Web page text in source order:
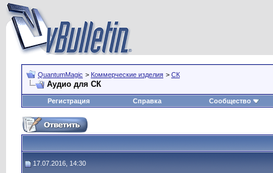
QuantumMagic > Коммерческие изделия > СК
Аудио для СК
Регистрация Справка Сообщество
17.07.2016, 14:30